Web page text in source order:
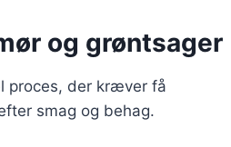
og grøntsager
proces, der kræver få
smag og behag.